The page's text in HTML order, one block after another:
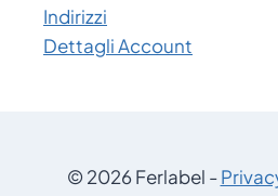
Indirizzi
Dettagli Account
© 2026 Ferlabel -